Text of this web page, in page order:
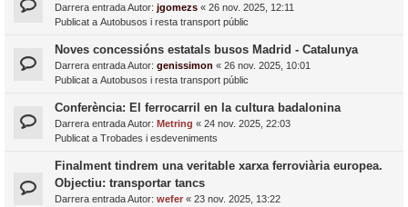
Darrera entrada Autor: jgomezs « 26 nov. 2025, 12:11
Publicat a Autobusos i resta transport públic
Noves concessións estatals busos Madrid - Catalunya
Darrera entrada Autor: genissimon « 26 nov. 2025, 10:01
Publicat a Autobusos i resta transport públic
Conferència: El ferrocarril en la cultura badalonina
Darrera entrada Autor: Metring « 24 nov. 2025, 22:03
Publicat a Trobades i esdeveniments
Finalment tindrem una veritable xarxa ferroviària europea.
Objectiu: transportar tancs
Darrera entrada Autor: wefer « 23 nov. 2025, 13:22